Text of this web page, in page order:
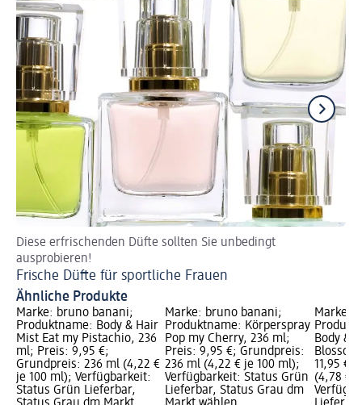
Diese erfrischenden Düfte sollten Sie unbedingt
ausprobieren!
Frische Düfte für sportliche Frauen
Ähnliche Produkte
Marke: bruno banani;
Produktname: Body & Hair
Mist Eat my Pistachio, 236
ml; Preis: 9,95 €;
Grundpreis: 236 ml (4,22 €
je 100 ml); Verfügbarkeit:
Status Grün Lieferbar,
Marke: bruno banani;
Produktname: Körperspray
Pop my Cherry, 236 ml;
Preis: 9,95 €; Grundpreis:
236 ml (4,22 € je 100 ml);
Verfügbarkeit: Status Grün
Lieferbar, Status Grau dm
Marke:
Body &
11,95 €;
(4,78 €